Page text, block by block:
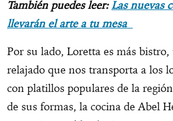
También puedes leer:Las nuevas
llevarán el arte a tu mesa
Por su lado, Loretta es más bistro,
relajado que nos transporta a los
con platillos populares de la
de sus formas, la cocina de Abel